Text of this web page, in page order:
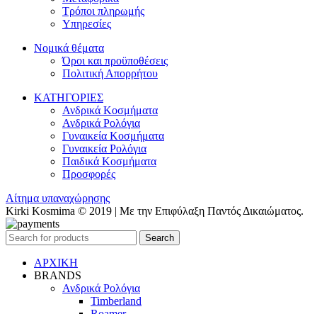
Τρόποι πληρωμής
Υπηρεσίες
Νομικά θέματα
Όροι και προϋποθέσεις
Πολιτική Απορρήτου
ΚΑΤΗΓΟΡΙΕΣ
Ανδρικά Κοσμήματα
Ανδρικά Ρολόγια
Γυναικεία Κοσμήματα
Γυναικεία Ρολόγια
Παιδικά Κοσμήματα
Προσφορές
Αίτημα υπαναχώρησης
Kirki Kosmima © 2019 | Με την Επιφύλαξη Παντός Δικαιώματος.
Search
ΑΡΧΙΚΗ
BRANDS
Ανδρικά Ρολόγια
Timberland